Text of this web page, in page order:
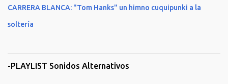
CARRERA BLANCA: "Tom Hanks" un himno cuquipunki a la
soltería
-PLAYLIST Sonidos Alternativos